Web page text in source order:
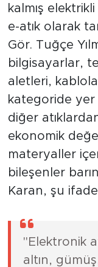
kalmış
e-atık olarak
Gör. Tuğçe
bilgisayarlar,
aletleri,
kategoride yer
diğer
ekonomik
materyaller
bileşenler
Karan, şu
"Elektronik
altın,